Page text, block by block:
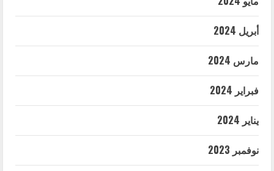
أبريل 2024
مارس 2024
فبراير 2024
يناير 2024
نوفمبر 2023